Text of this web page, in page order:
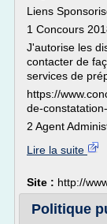
Liens
1 Concours
J'autorise les
contacter de
services de
https://
de-
2 Agent
Lire la suite
Site : http://
Politique